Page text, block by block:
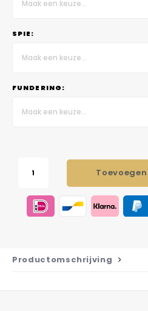
Maak een keuze...
SPIE:
Maak een keuze...
FUNDERING:
Maak een keuze...
Productomschrijving